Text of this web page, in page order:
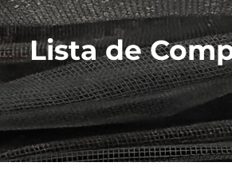
Lista de